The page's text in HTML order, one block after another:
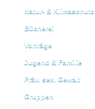
Natur- & Klimaschutz
Bücherei
Vorträge
Jugend & Familie
Präv. sex. Gewalt
Gruppen